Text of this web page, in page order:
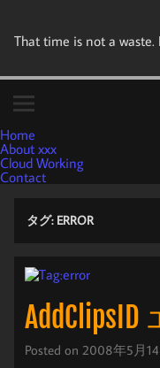
That time is not a waste.
Home
About xxx
Cloud Working
Contact
タグ: ERROR
AddClipsID
Posted on 2008年5月